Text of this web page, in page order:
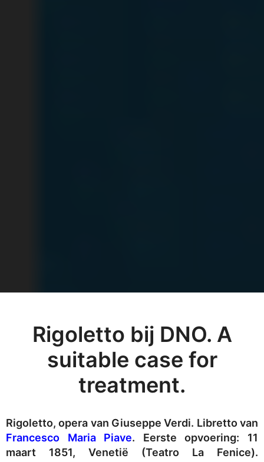
Rigoletto bij DNO. A
suitable case for
treatment.
Rigoletto, opera van Giuseppe Verdi. Libretto van
Francesco Maria Piave. Eerste opvoering: 11
maart 1851, Venetië (Teatro La Fenice).